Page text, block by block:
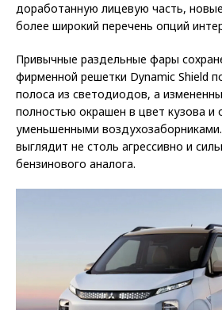
доработанную лицевую часть,
более широкий перечень опций
Привычные раздельные фары
фирменной решетки Dynamic Shield
полоса из светодиодов, а
полностью окрашен в цвет кузова и
уменьшенными
выглядит не столь агрессивно и
бензинового аналога.